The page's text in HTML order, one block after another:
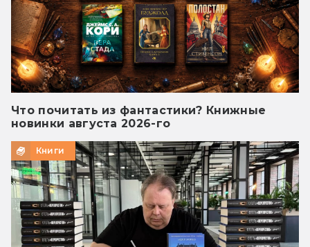
Что почитать из фантастики? Книжные
новинки августа 2026-го
Книги